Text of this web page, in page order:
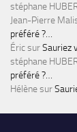
stéphane
Jean-Pierre
préféré ?…
ÉricsurSauriez
stéphane
préféré ?…
Hélènesur